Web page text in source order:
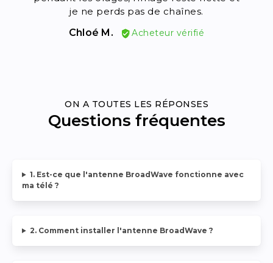
je ne perds pas de chaînes.
Chloé M.
Acheteur vérifié
ON A TOUTES LES RÉPONSES
Questions fréquentes
1. Est-ce que l'antenne BroadWave fonctionne avec
ma télé ?
2. Comment installer l'antenne BroadWave ?